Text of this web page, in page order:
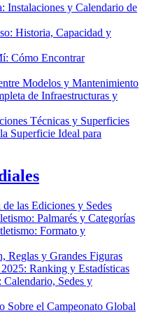
Instalaciones y Calendario de
Historia, Capacidad y
Cómo Encontrar
Modelos y Mantenimiento
de Infraestructuras y
Técnicas y Superficies
Superficie Ideal para
las Ediciones y Sedes
Palmarés y Categorías
Formato y
Reglas y Grandes Figuras
Ranking y Estadísticas
Sedes y
Sobre el Campeonato Global